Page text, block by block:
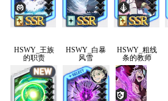
HSWY_王族
的职责
HSWY_白暴
风雪
HSWY_粗线
条的教师